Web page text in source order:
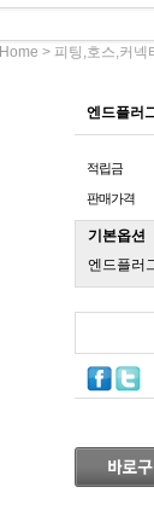
Home > 피팅,호스,커넥
엔드플러
적립금
판매가격
기본옵션
엔드플러